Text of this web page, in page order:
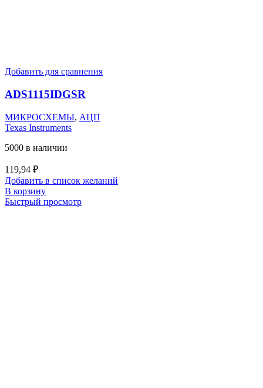
Добавить для сравнения
ADS1115IDGSR
МИКРОСХЕМЫ, АЦП
Texas Instruments
5000 в наличии
119,94 ₽
Добавить в список желаний
В корзину
Быстрый просмотр